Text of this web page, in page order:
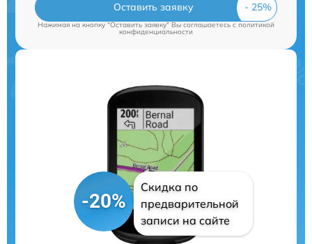
Оставить заявку
Нажимая на кнопку "Оставить заявку" Вы соглашаетесь cполитикой
конфиденциальности
-20%
Скидка по
предварительной
записи на сайте